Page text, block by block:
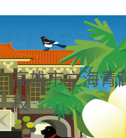
高雄市立海青
校